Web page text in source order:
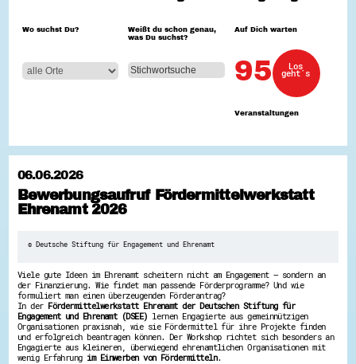
Zeig uns dein Ehrenamt
Wettbewerb | Trikotwettbewerb
Wettbewerb | 80 Jahre Hessen - Engagement
Ausgezeichnete Projekte
Engagement-Lotsen
Freiwilligenmanagement
Kompetenznachweis Hessen
Zeugnisbeiblatt
Service-Learning
Mach dich schlau
GEMA-Pakt
Di@-Lotsen in Hessen
Wo suchst Du?
Weißt du schon genau,
was Du suchst?
Auf Dich warten
95
Veranstaltungen
Los
geht´s
06.06.2026
Bewerbungsaufruf Fördermittelwerkstatt
Ehrenamt 2026
© Deutsche Stiftung für Engagement und Ehrenamt
Viele gute Ideen im Ehrenamt scheitern nicht am Engagement – sondern an
der Finanzierung. Wie findet man passende Förderprogramme? Und wie
formuliert man einen überzeugenden Förderantrag?
In der Fördermittelwerkstatt Ehrenamt der Deutschen Stiftung für
Engagement und Ehrenamt (DSEE) lernen Engagierte aus gemeinnützigen
Organisationen praxisnah, wie sie Fördermittel für ihre Projekte finden
und erfolgreich beantragen können. Der Workshop richtet sich besonders an
Engagierte aus kleineren, überwiegend ehrenamtlichen Organisationen mit
wenig Erfahrung im Einwerben von Fördermitteln.